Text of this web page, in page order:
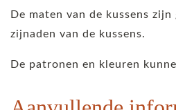
De maten van de kussens zijn
zijnaden van de kussens.
De patronen en kleuren